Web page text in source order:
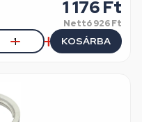
1 176 Ft
Nettó926 Ft
KOSÁRBA